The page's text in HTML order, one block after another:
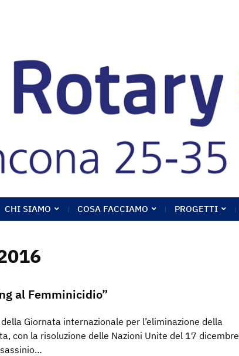
CHI SIAMO COSA FACCIAMO PROGETTI
al Femminicidio”
Giornata internazionale per l’eliminazione della
con la risoluzione delle Nazioni Unite del 17 dicembre